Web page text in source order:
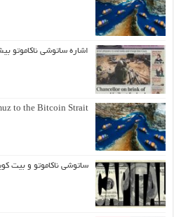
اشاره ساتوشی ناکاموتو
to the Bitcoin Strait
ساتوشی ناکاموتو و بیت